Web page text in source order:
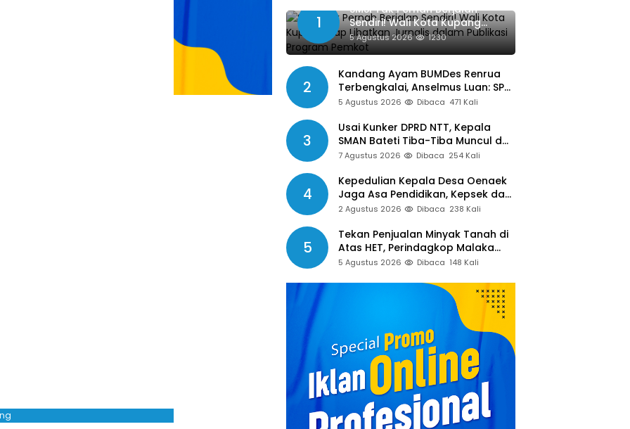
1
SMSI Tak Pernah Berjalan
Sendiri! Wali Kota Kupang
Siap Libatkan Jurnalis dalam
Publikasi Program Pemkot
5 Agustus 2026 1230
2
Kandang Ayam BUMDes Renrua
Terbengkalai, Anselmus Luan: SPJ
Belum Rampung, Hak Aparat Desa
5 Agustus 2026 Dibaca 471 Kali
3
Usai Kunker DPRD NTT, Kepala
SMAN Bateti Tiba-Tiba Muncul dan
Gelar Rapat Mendadak, Guru
Belum Dibayar
7 Agustus 2026 Dibaca 254 Kali
4
Kepedulian Kepala Desa Oenaek
Jaga Asa Pendidikan, Kepsek dan
Guru Sampaikan Apresiasi
2 Agustus 2026 Dibaca 238 Kali
5
Tekan Penjualan Minyak Tanah di
Atas HET, Perindagkop Malaka
Siapkan Spanduk dan Nomor
5 Agustus 2026 Dibaca 148 Kali